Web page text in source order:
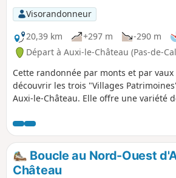
Visorandonneur
20,39 km
+297 m -290 m
Départ à Auxi-le-Château (Pas-de-
Cette randonnée par monts et par
découvrir les trois "Villages
Auxi-le-Château. Elle offre une variété
et au respect de la diversité.
Boucle au Nord-Ouest
Château